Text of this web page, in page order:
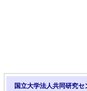
国立大学法人共同研究